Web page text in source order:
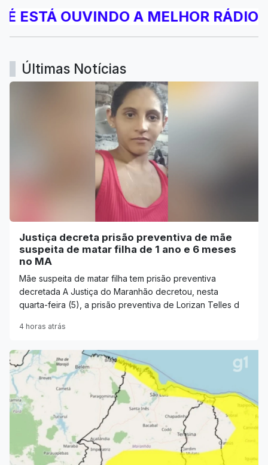
OUVINDO A MELHOR RÁDIO
Últimas Notícias
Justiça decreta prisão preventiva de mãe
suspeita de matar filha de 1 ano e 6 meses
no MA
Mãe suspeita de matar filha tem prisão preventiva
decretada A Justiça do Maranhão decretou, nesta
quarta-feira (5), a prisão preventiva de Lorizan Telles d
4 horas atrás